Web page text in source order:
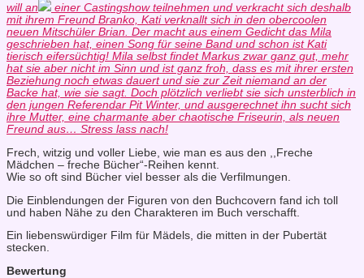
will an
einer Castingshow teilnehmen und verkracht sich deshalb
mit ihrem Freund Branko, Kati verknallt sich in den obercoolen
neuen Mitschüler Brian. Der macht aus einem Gedicht das Mila
geschrieben hat, einen Song für seine Band und schon ist Kati
tierisch eifersüchtig! Mila selbst findet Markus zwar ganz gut, mehr
hat sie aber nicht im Sinn und ist ganz froh, dass es mit ihrer ersten
Beziehung noch etwas dauert und sie zur Zeit niemand an der
Backe hat, wie sie sagt. Doch plötzlich verliebt sie sich unsterblich in
den jungen Referendar Pit Winter, und ausgerechnet ihn sucht sich
ihre Mutter, eine charmante aber chaotische Friseurin, als neuen
Freund aus… Stress lass nach!
Frech, witzig und voller Liebe, wie man es aus den ,,Freche
Mädchen – freche Bücher“-Reihen kennt.
Wie so oft sind Bücher viel besser als die Verfilmungen.
Die Einblendungen der Figuren von den Buchcovern fand ich toll
und haben Nähe zu den Charakteren im Buch verschafft.
Ein liebenswürdiger Film für Mädels, die mitten in der Pubertät
stecken.
Bewertung